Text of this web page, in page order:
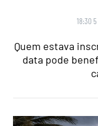
18:30
Quem estava
data pode